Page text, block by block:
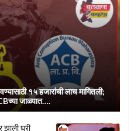
१५ हजारांची लाच मागितली;
जाळ्यात….
झाली घरी